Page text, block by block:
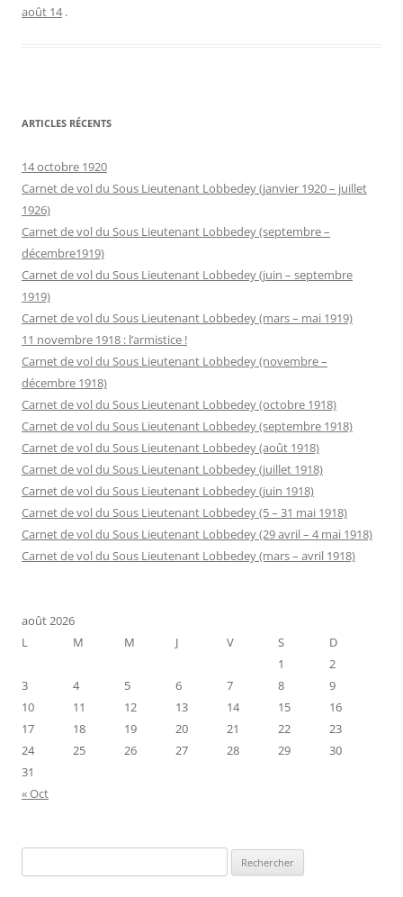
août 14 .
ARTICLES RÉCENTS
14 octobre 1920
Carnet de vol du Sous Lieutenant Lobbedey (janvier 1920 – juillet
1926)
Carnet de vol du Sous Lieutenant Lobbedey (septembre –
décembre1919)
Carnet de vol du Sous Lieutenant Lobbedey (juin – septembre
1919)
Carnet de vol du Sous Lieutenant Lobbedey (mars – mai 1919)
11 novembre 1918 : l’armistice !
Carnet de vol du Sous Lieutenant Lobbedey (novembre –
décembre 1918)
Carnet de vol du Sous Lieutenant Lobbedey (octobre 1918)
Carnet de vol du Sous Lieutenant Lobbedey (septembre 1918)
Carnet de vol du Sous Lieutenant Lobbedey (août 1918)
Carnet de vol du Sous Lieutenant Lobbedey (juillet 1918)
Carnet de vol du Sous Lieutenant Lobbedey (juin 1918)
Carnet de vol du Sous Lieutenant Lobbedey (5 – 31 mai 1918)
Carnet de vol du Sous Lieutenant Lobbedey (29 avril – 4 mai 1918)
Carnet de vol du Sous Lieutenant Lobbedey (mars – avril 1918)
août 2026
L
M M J V S
D
1
2
3
4 5 6 7 8
9
10
11 12 13 14 15
16
17
18 19 20 21 22
23
24
25 26 27 28 29
30
31
« Oct